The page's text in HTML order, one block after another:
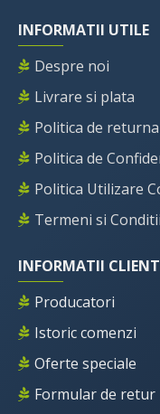
INFORMATII UTILE
Despre noi
Livrare si plata
Politica de
Politica de
Politica Utilizare
Termeni si Conditii
INFORMATII CLIENT
Producatori
Istoric comenzi
Oferte speciale
Formular de retur